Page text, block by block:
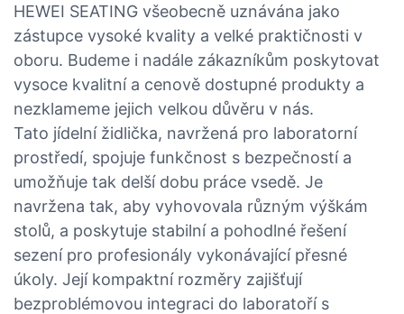
HEWEI SEATING všeobecně uznávána jako
zástupce vysoké kvality a velké praktičnosti v
oboru. Budeme i nadále zákazníkům poskytovat
vysoce kvalitní a cenově dostupné produkty a
nezklameme jejich velkou důvěru v nás.
Tato jídelní židlička, navržená pro laboratorní
prostředí, spojuje funkčnost s bezpečností a
umožňuje tak delší dobu práce vsedě. Je
navržena tak, aby vyhovovala různým výškám
stolů, a poskytuje stabilní a pohodlné řešení
sezení pro profesionály vykonávající přesné
úkoly. Její kompaktní rozměry zajišťují
bezproblémovou integraci do laboratoří s